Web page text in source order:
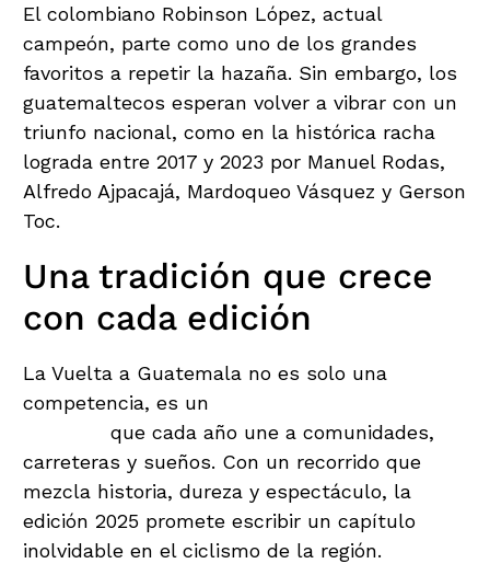
El colombiano Robinson López, actual
campeón, parte como uno de los grandes
favoritos a repetir la hazaña. Sin embargo, los
guatemaltecos esperan volver a vibrar con un
triunfo nacional, como en la histórica racha
lograda entre 2017 y 2023 por Manuel Rodas,
Alfredo Ajpacajá, Mardoqueo Vásquez y Gerson
Toc.
Una tradición que crece
con cada edición
La Vuelta a Guatemala no es solo una
competencia, es un
que cada año une a comunidades,
carreteras y sueños. Con un recorrido que
mezcla historia, dureza y espectáculo, la
edición 2025 promete escribir un capítulo
inolvidable en el ciclismo de la región.